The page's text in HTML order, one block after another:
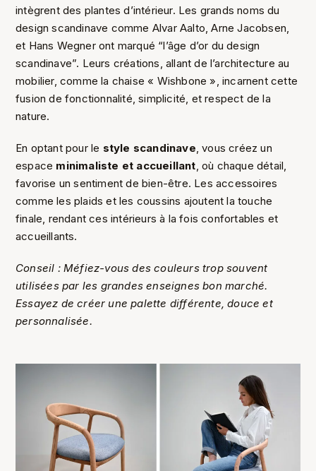
intègrent des plantes d’intérieur. Les grands noms du
design scandinave comme Alvar Aalto, Arne Jacobsen,
et Hans Wegner ont marqué “l’âge d’or du design
scandinave”. Leurs créations, allant de l’architecture au
mobilier, comme la chaise « Wishbone », incarnent cette
fusion de fonctionnalité, simplicité, et respect de la
nature.
En optant pour le style scandinave , vous créez un
espace minimaliste et accueillant , où chaque détail,
favorise un sentiment de bien-être. Les accessoires
comme les plaids et les coussins ajoutent la touche
finale, rendant ces intérieurs à la fois confortables et
accueillants.
Conseil : Méfiez-vous des couleurs trop souvent
utilisées par les grandes enseignes bon marché.
Essayez de créer une palette différente, douce et
personnalisée.